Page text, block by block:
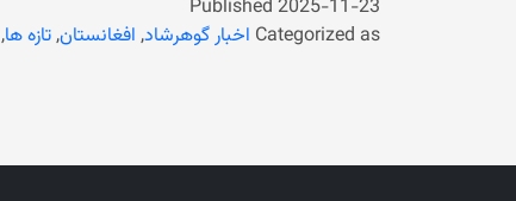
Published 2025-11-23
Categorized as اخبار گوهرشاد, افغانستان,تازه ها,